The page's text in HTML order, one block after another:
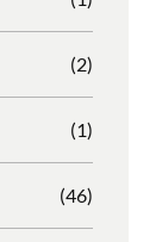
(2)
(1)
(46)